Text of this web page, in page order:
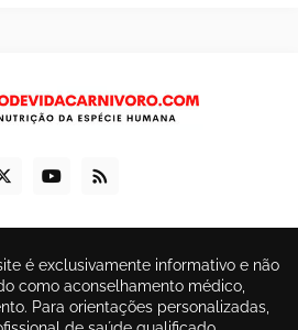
é exclusivamente informativo e não
como aconselhamento médico,
Para orientações personalizadas,